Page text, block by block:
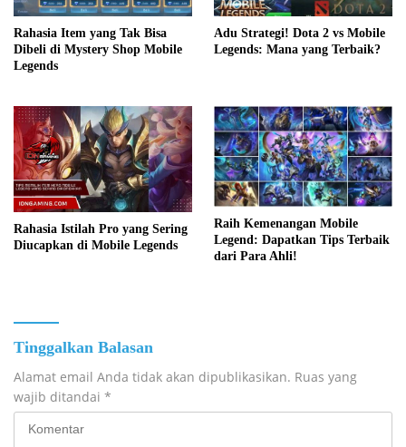
Rahasia Item yang Tak Bisa
Dibeli di Mystery Shop Mobile
Legends
Adu Strategi! Dota 2 vs Mobile
Legends: Mana yang Terbaik?
Rahasia Istilah Pro yang Sering
Diucapkan di Mobile Legends
Raih Kemenangan Mobile
Legend: Dapatkan Tips Terbaik
dari Para Ahli!
Tinggalkan Balasan
Alamat email Anda tidak akan dipublikasikan. Ruas yang
wajib ditandai *